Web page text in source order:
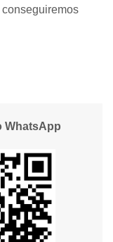
WhatsApp